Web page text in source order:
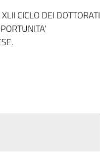
CICLO DEI DOTTORATI